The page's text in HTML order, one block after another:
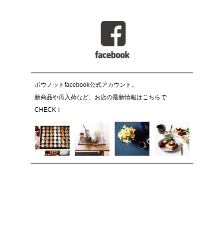
ボウノットfacebook公式アカウント。
新商品や再入荷など、お店の最新情報はこちらで
CHECK！